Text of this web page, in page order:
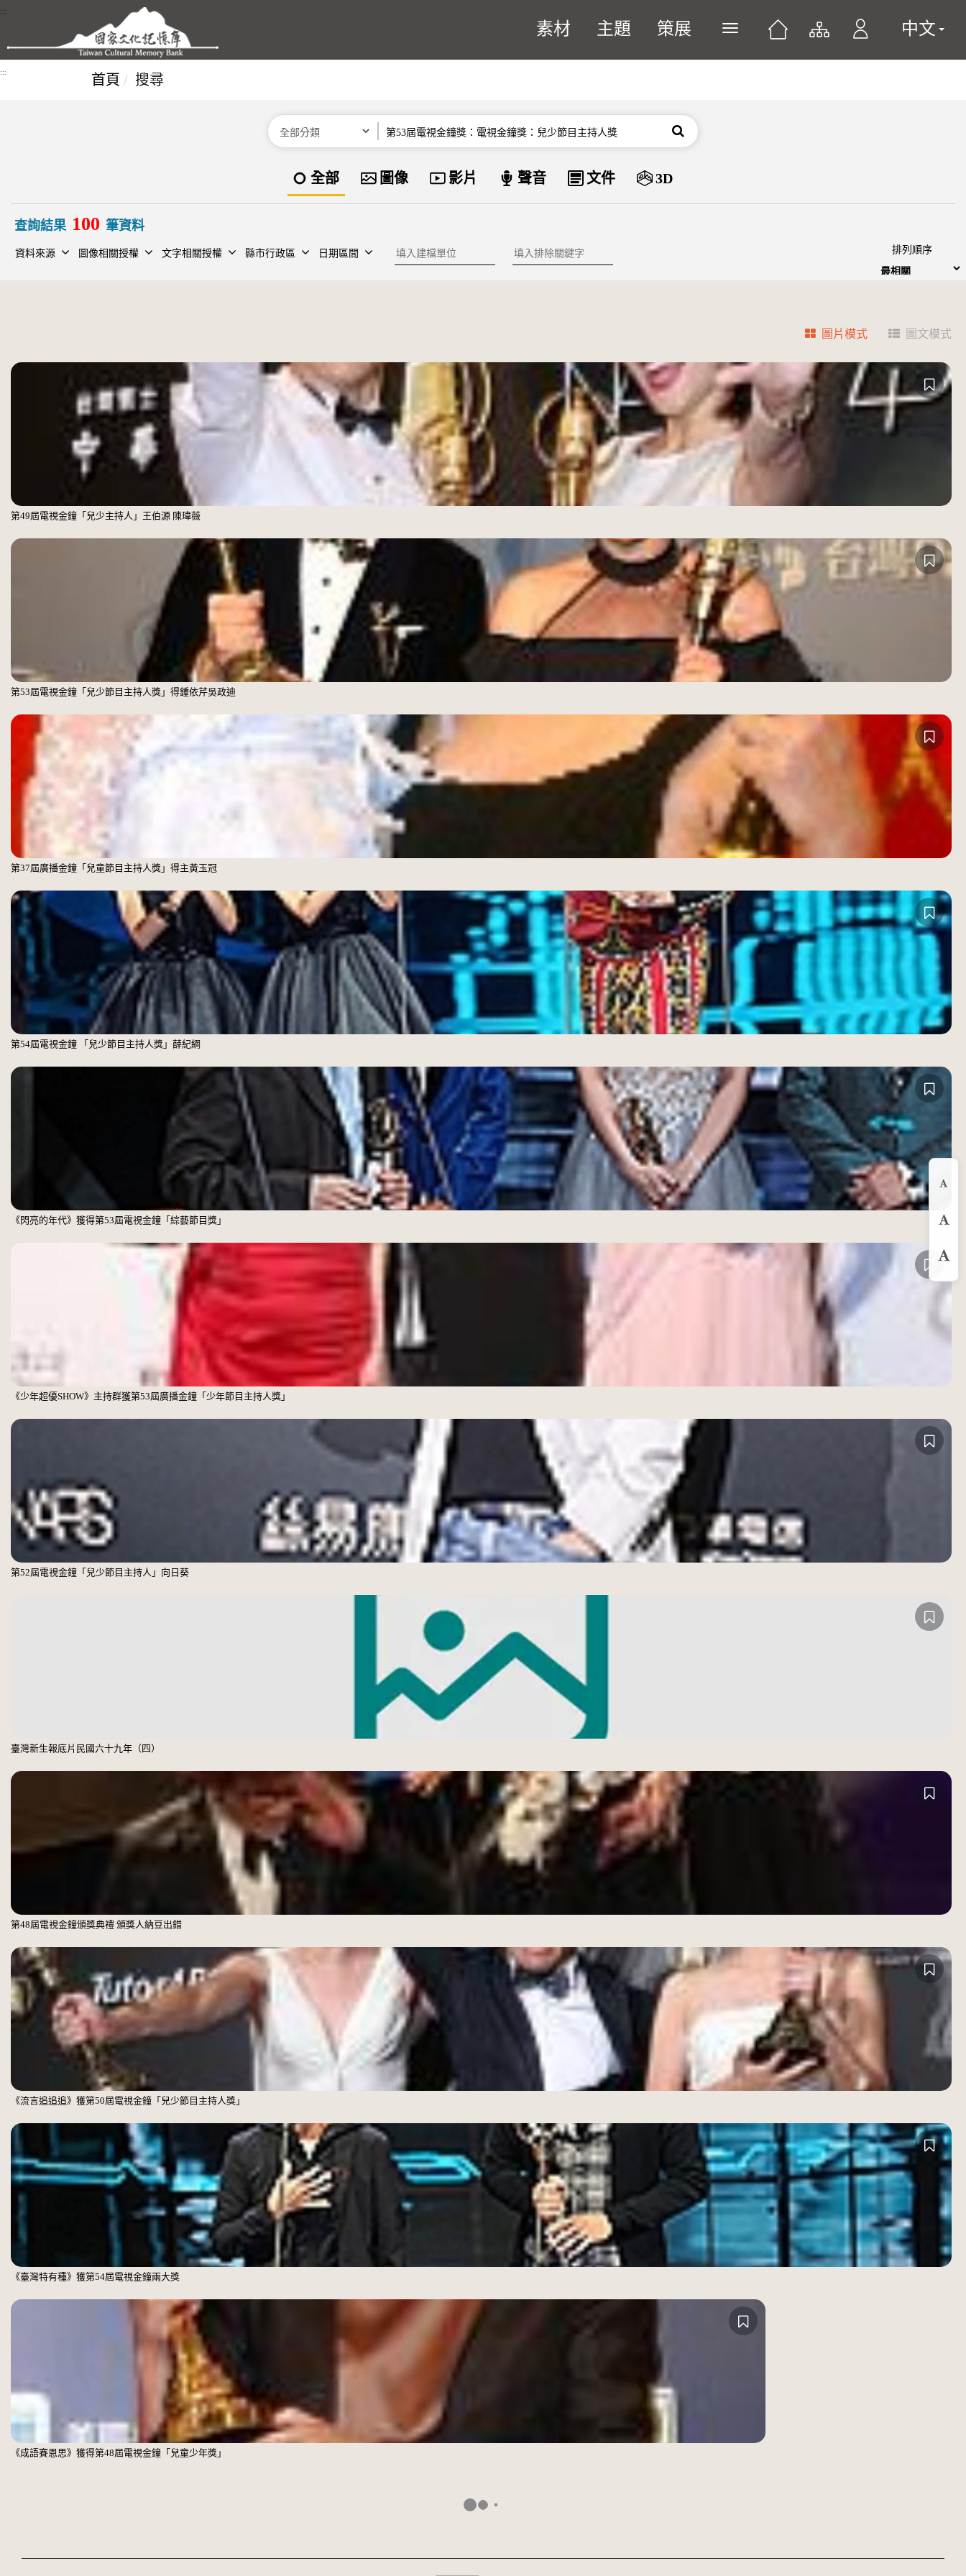
跳到主要內容區塊
:::
素材 主題 策展 展開或關閉主選單 中文
::: 首頁 搜尋
分類 搜尋
資料類型
全部 圖像 影片 聲音 文件 3D
查詢結果 100 筆資料
資料來源 圖像相關授權 文字相關授權 縣市行政區 日期區間 建檔單位 排除關鍵字 排列順序
圖片模式 圖文模式
第49屆電視金鐘「兒少主持人」王伯源 陳瑋薇
第53屆電視金鐘「兒少節目主持人獎」得鍾依芹吳政迪
第37屆廣播金鐘「兒童節目主持人獎」得主黃玉冠
第54屆電視金鐘 「兒少節目主持人獎」薛紀綱
《閃亮的年代》獲得第53屆電視金鐘「綜藝節目獎」
《少年超優SHOW》主持群獲第53屆廣播金鐘「少年節目主持人獎」
第52屆電視金鐘「兒少節目主持人」向日葵
臺灣新生報底片民國六十九年（四）
第48屆電視金鐘頒獎典禮 頒獎人納豆出錯
《流言追追追》獲第50屆電視金鐘「兒少節目主持人獎」
《臺灣特有種》獲第54屆電視金鐘兩大獎
《成語賽恩思》獲得第48屆電視金鐘「兒童少年獎」
放